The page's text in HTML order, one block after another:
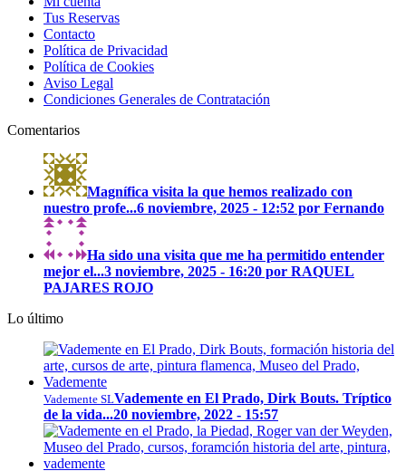
Tus Reservas
Contacto
Política de Privacidad
Política de Cookies
Aviso Legal
Condiciones Generales de Contratación
Comentarios
Magnífica visita la que hemos realizado con
nuestro profe...6 noviembre, 2025 - 12:52 por Fernando
Ha sido una visita que me ha permitido entender
mejor el...3 noviembre, 2025 - 16:20 por RAQUEL
PAJARES ROJO
Lo último
Vademente SLVademente en El Prado, Dirk Bouts. Tríptico
de la vida...20 noviembre, 2022 - 15:57